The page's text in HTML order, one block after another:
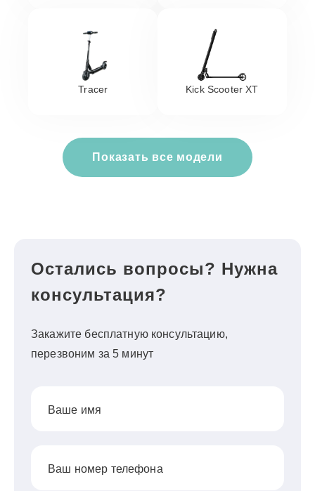
Tracer Kick Scooter XT
Показать все модели
Остались вопросы? Нужна
консультация?
Закажите бесплатную консультацию,
перезвоним за 5 минут
Ваше имя
Ваш номер телефона